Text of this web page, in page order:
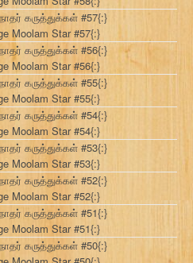
கருத்துக்கள் #57{:}
Moolam Star #57{:}
கருத்துக்கள் #56{:}
Moolam Star #56{:}
கருத்துக்கள் #55{:}
Moolam Star #55{:}
கருத்துக்கள் #54{:}
Moolam Star #54{:}
கருத்துக்கள் #53{:}
Moolam Star #53{:}
கருத்துக்கள் #52{:}
Moolam Star #52{:}
கருத்துக்கள் #51{:}
Moolam Star #51{:}
கருத்துக்கள் #50{:}